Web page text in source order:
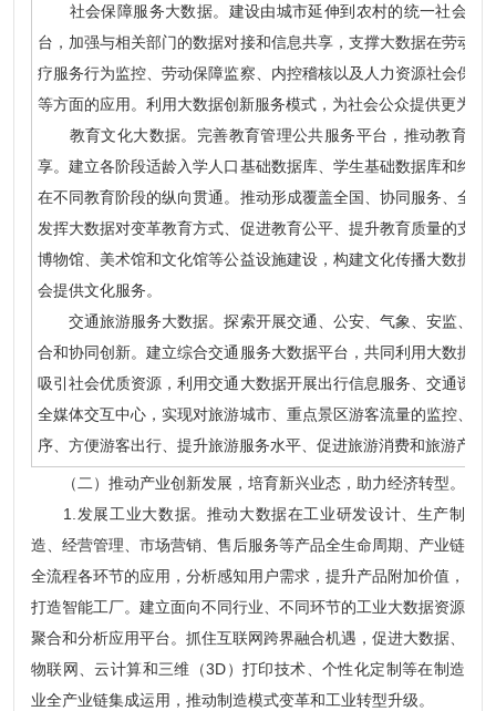
社会保障服务大数据。建设由城市延伸到农村的统一社会救
台，加强与相关部门的数据对接和信息共享，支撑大数据在劳动
疗服务行为监控、劳动保障监察、内控稽核以及人力资源社会保
等方面的应用。利用大数据创新服务模式，为社会公众提供更为个
教育文化大数据。完善教育管理公共服务平台，推动教育基
享。建立各阶段适龄入学人口基础数据库、学生基础数据库和终
在不同教育阶段的纵向贯通。推动形成覆盖全国、协同服务、全
发挥大数据对变革教育方式、促进教育公平、提升教育质量的支
博物馆、美术馆和文化馆等公益设施建设，构建文化传播大数据
会提供文化服务。
交通旅游服务大数据。探索开展交通、公安、气象、安监、地
合和协同创新。建立综合交通服务大数据平台，共同利用大数据
吸引社会优质资源，利用交通大数据开展出行信息服务、交通诱
全媒体交互中心，实现对旅游城市、重点景区游客流量的监控、
序、方便游客出行、提升旅游服务水平、促进旅游消费和旅游产业
（二）推动产业创新发展，培育新兴业态，助力经济转型。
1.发展工业大数据。推动大数据在工业研发设计、生产制
造、经营管理、市场营销、售后服务等产品全生命周期、产业链
全流程各环节的应用，分析感知用户需求，提升产品附加价值，
打造智能工厂。建立面向不同行业、不同环节的工业大数据资源
聚合和分析应用平台。抓住互联网跨界融合机遇，促进大数据、
物联网、云计算和三维（3D）打印技术、个性化定制等在制造
业全产业链集成运用，推动制造模式变革和工业转型升级。